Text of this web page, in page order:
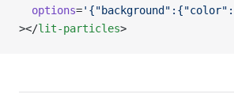
  options
=
></lit-particles>